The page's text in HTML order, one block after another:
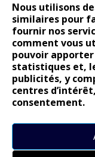
Nous utilisons
similaires pour
fournir nos
comment vous
pouvoir
statistiques et,
publicités, y
centres
consentement.
14 juillet : nouveau
Renault Espace :
Peugeot E-208 GTi :
COMMENTAIRES
Bernard Dardartdans
Gilly
gyo